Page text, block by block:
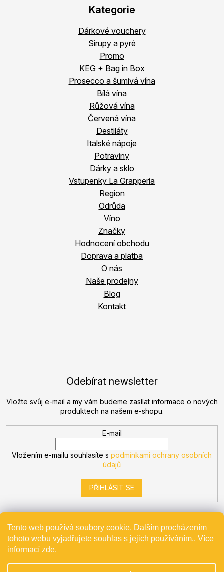
Tento web používá soubory cookie. Dalším procházením
tohoto webu vyjadřujete souhlas s jejich používáním.. Více
informací zde.
Kategorie
Dárkové vouchery
Sirupy a pyré
Promo
KEG + Bag in Box
Prosecco a šumivá vína
Bílá vína
Růžová vína
Červená vína
Destiláty
Italské nápoje
Potraviny
Dárky a sklo
Vstupenky La Grapperia
Region
Odrůda
Víno
Značky
Hodnocení obchodu
Doprava a platba
O nás
Naše prodejny
Blog
Kontakt
Odebírat newsletter
Vložte svůj e-mail a my vám budeme zasílat informace o nových
produktech na našem e-shopu.
E-mail
Vložením e-mailu souhlasíte s podmínkami ochrany osobních
údajů
PŘIHLÁSIT SE